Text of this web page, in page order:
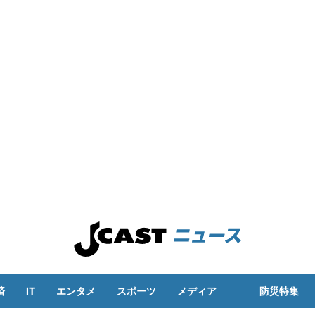
IT エンタメ スポーツ メディア 防災特集